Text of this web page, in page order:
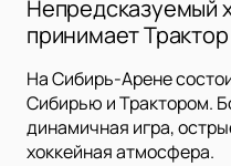
Непредсказуемый
принимает
На Сибирь-Арене
Сибирью и Трактором.
динамичная игра,
хоккейная атмосфера.